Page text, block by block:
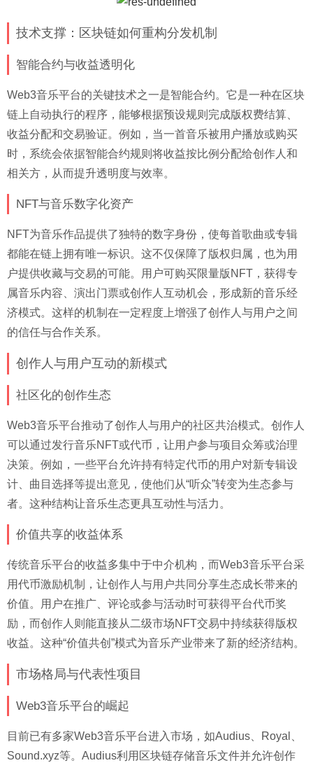
技术支撑：区块链如何重构分发机制
智能合约与收益透明化
Web3音乐平台的关键技术之一是智能合约。它是一种在区块
链上自动执行的程序，能够根据预设规则完成版权费结算、
收益分配和交易验证。例如，当一首音乐被用户播放或购买
时，系统会依据智能合约规则将收益按比例分配给创作人和
相关方，从而提升透明度与效率。
NFT与音乐数字化资产
NFT为音乐作品提供了独特的数字身份，使每首歌曲或专辑
都能在链上拥有唯一标识。这不仅保障了版权归属，也为用
户提供收藏与交易的可能。用户可购买限量版NFT，获得专
属音乐内容、演出门票或创作人互动机会，形成新的音乐经
济模式。这样的机制在一定程度上增强了创作人与用户之间
的信任与合作关系。
创作人与用户互动的新模式
社区化的创作生态
Web3音乐平台推动了创作人与用户的社区共治模式。创作人
可以通过发行音乐NFT或代币，让用户参与项目众筹或治理
决策。例如，一些平台允许持有特定代币的用户对新专辑设
计、曲目选择等提出意见，使他们从“听众”转变为生态参与
者。这种结构让音乐生态更具互动性与活力。
价值共享的收益体系
传统音乐平台的收益多集中于中介机构，而Web3音乐平台采
用代币激励机制，让创作人与用户共同分享生态成长带来的
价值。用户在推广、评论或参与活动时可获得平台代币奖
励，而创作人则能直接从二级市场NFT交易中持续获得版权
收益。这种“价值共创”模式为音乐产业带来了新的经济结构。
市场格局与代表性项目
Web3音乐平台的崛起
目前已有多家Web3音乐平台进入市场，如Audius、Royal、
Sound.xyz等。Audius利用区块链存储音乐文件并允许创作